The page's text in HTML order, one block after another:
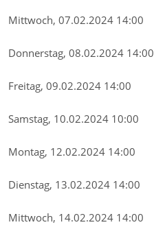
Mittwoch, 07.02.2024 14:00
Donnerstag, 08.02.2024 14:00
Freitag, 09.02.2024 14:00
Samstag, 10.02.2024 10:00
Montag, 12.02.2024 14:00
Dienstag, 13.02.2024 14:00
Mittwoch, 14.02.2024 14:00